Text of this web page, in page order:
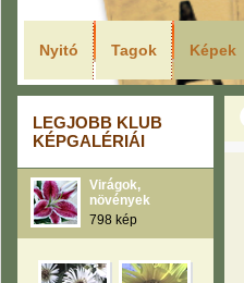
Nyitó Tagok Képek
LEGJOBB KLUB
KÉPGALÉRIÁI
Virágok,
növények
798 kép